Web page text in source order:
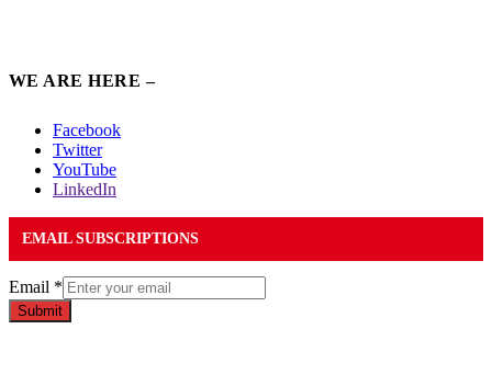
WE ARE HERE –
Facebook
Twitter
YouTube
LinkedIn
EMAIL SUBSCRIPTIONS
Email *
Submit